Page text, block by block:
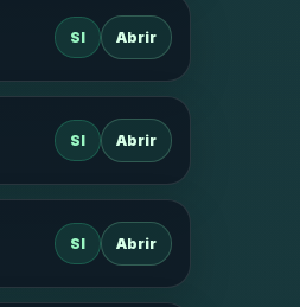
SI Abrir
SI Abrir
SI Abrir